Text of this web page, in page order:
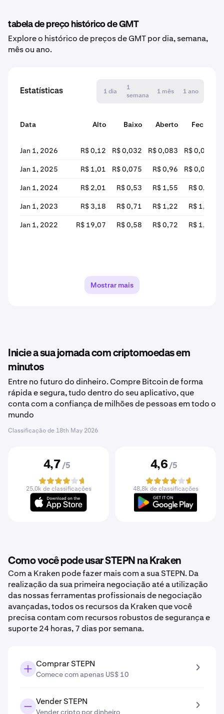
tabela de preço histórico de GMT
Explore o histórico de preços de GMT por dia, semana,
mês ou ano.
Estatísticas 1 dia
1
semana
1 mês 1 ano
Data Alto Baixo Aberto
Fechar
Jan 1, 2026
R$ 0,12 R$ 0,032 R$ 0,083 R$ 0,035
Jan 1, 2025 R$ 1,01 R$ 0,075 R$ 0,96 R$ 0,089
Jan 1, 2024 R$ 2,01 R$ 0,53 R$ 1,55 R$ 0,99
Jan 1, 2023 R$ 3,18 R$ 0,71 R$ 1,22 R$ 1,44
Jan 1, 2022 R$ 19,07 R$ 0,58 R$ 0,72 R$ 1,21
Mostrar mais
Inicie a sua jornada com criptomoedas em
minutos
Entre no futuro do dinheiro. Compre Bitcoin de forma
rápida e segura, tudo dentro do seu aplicativo, que
conta com a confiança de milhões de pessoas em todo o
mundo
Classificação de 18th May 2026
4,7 /5
25,0k de classificações
4,6 /5
48,8k de classificações
Como você pode usar STEPN na Kraken
Com a Kraken pode fazer mais com a sua STEPN. Da
realização da sua primeira negociação até a utilização
das nossas ferramentas profissionais de negociação
avançadas, todos os recursos da Kraken que você
precisa contam com recursos robustos de segurança e
suporte 24 horas, 7 dias por semana.
Comprar STEPN
Comece com apenas US$ 10
Vender STEPN
Vender cripto por dinheiro